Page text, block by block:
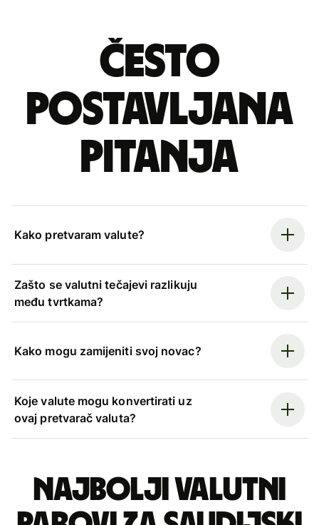
Često
postavljana
pitanja
Kako pretvaram valute?
Zašto se valutni tečajevi razlikuju
među tvrtkama?
Kako mogu zamijeniti svoj novac?
Koje valute mogu konvertirati uz
ovaj pretvarač valuta?
Najbolji valutni